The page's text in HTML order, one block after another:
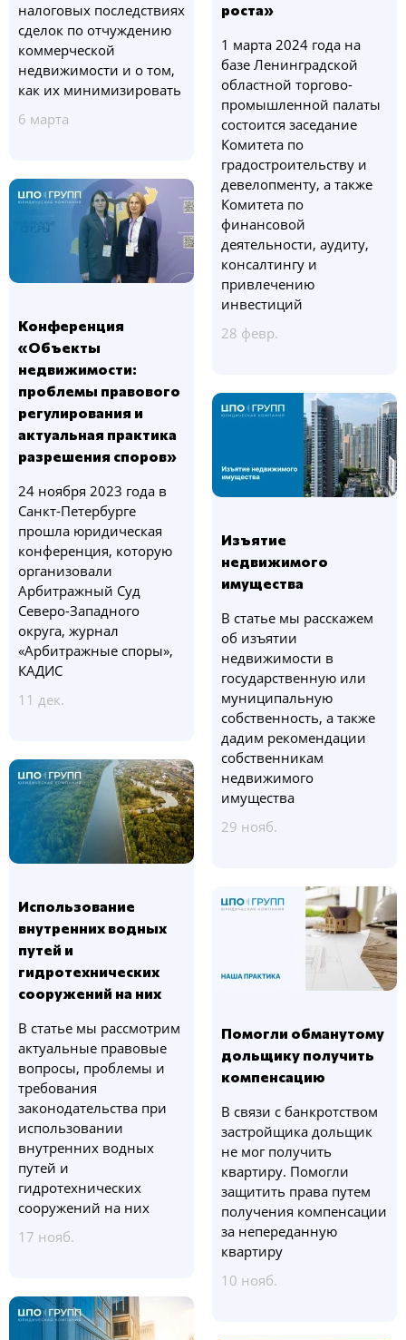
налоговых последствиях
сделок по отчуждению
коммерческой
недвижимости и о том,
как их минимизировать
6 марта
роста»
1 марта 2024 года на
базе Ленинградской
областной торгово-
промышленной палаты
состоится заседание
Комитета по
градостроительству и
девелопменту, а также
Комитета по
финансовой
деятельности, аудиту,
консалтингу и
привлечению
инвестиций
28 февр.
Конференция
«Объекты
недвижимости:
проблемы правового
регулирования и
актуальная практика
разрешения споров»
24 ноября 2023 года в
Санкт-Петербурге
прошла юридическая
конференция, которую
организовали
Арбитражный Суд
Северо-Западного
округа, журнал
«Арбитражные споры»,
КАДИС
11 дек.
Изъятие
недвижимого
имущества
В статье мы расскажем
об изъятии
недвижимости в
государственную или
муниципальную
собственность, а также
дадим рекомендации
собственникам
недвижимого
имущества
29 нояб.
Использование
внутренних водных
путей и
гидротехнических
сооружений на них
В статье мы рассмотрим
актуальные правовые
вопросы, проблемы и
требования
законодательства при
использовании
внутренних водных
путей и
гидротехнических
сооружений на них
17 нояб.
Помогли обманутому
дольщику получить
компенсацию
В связи с банкротством
застройщика дольщик
не мог получить
квартиру. Помогли
защитить права путем
получения компенсации
за непереданную
квартиру
10 нояб.